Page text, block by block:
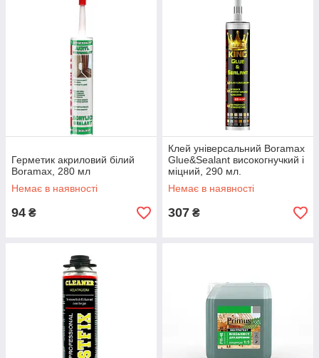
Герметик акриловий білий
Boramax, 280 мл
Немає в наявності
94 ₴
Клей універсальний Boramax
Glue&Sealant високогнучкий і
міцний, 290 мл.
Немає в наявності
307 ₴